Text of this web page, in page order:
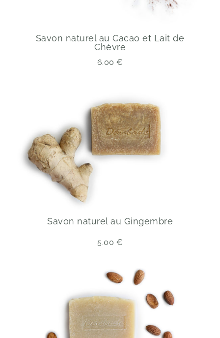
Savon naturel au Cacao et Lait de
Chèvre
6.00 €
Savon naturel au Gingembre
5.00 €